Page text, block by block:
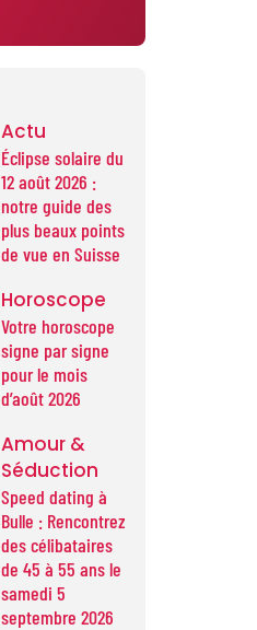
Actu
Éclipse solaire du
12 août 2026 :
notre guide des
plus beaux points
de vue en Suisse
Horoscope
Votre horoscope
signe par signe
pour le mois
d’août 2026
Amour &
Séduction
Speed dating à
Bulle : Rencontrez
des célibataires
de 45 à 55 ans le
samedi 5
septembre 2026